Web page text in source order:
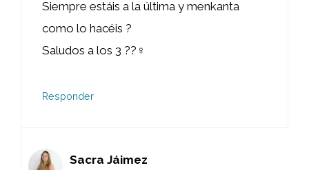
Siempre estáis a la última y menkanta
como lo hacéis ?
Saludos a los 3 ??‍♀️
Responder
Sacra Jáimez